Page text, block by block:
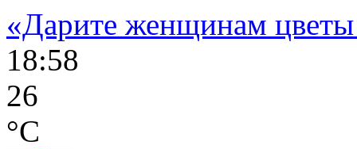
«Дарите женщинам
18:58
26
°C